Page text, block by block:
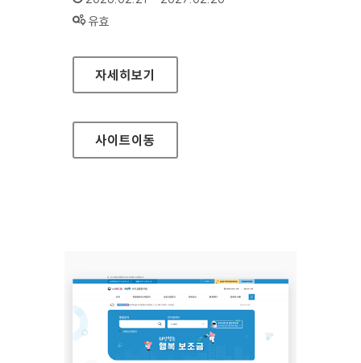
상태 :
유효
국가트라우마센터
자세히보기
사이트이동